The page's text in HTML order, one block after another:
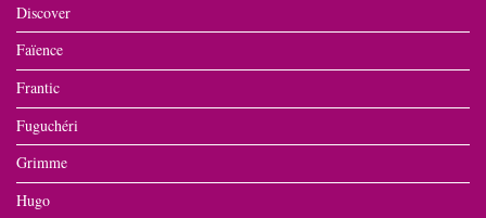
Discover
Faïence
Frantic
Fuguchéri
Grimme
Hugo